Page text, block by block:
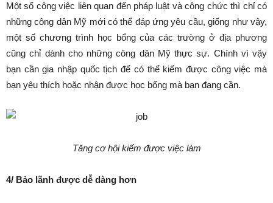
Một số công việc liên quan đến pháp luật và công chức thì chỉ có
những công dân Mỹ mới có thể đáp ứng yêu cầu, giống như vậy,
một số chương trình học bổng của các trường ở địa phương
cũng chỉ dành cho những công dân Mỹ thực sự. Chính vì vậy
bạn cần gia nhập quốc tịch để có thể kiếm được công việc mà
bạn yêu thích hoặc nhận được học bổng mà bạn đang cần.
Tăng cơ hội kiếm được việc làm
4/ Bảo lãnh được dễ dàng hơn